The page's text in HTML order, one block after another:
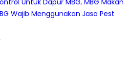
Untuk Dapur MBG, MBG Makan
Wajib Menggunakan Jasa Pest